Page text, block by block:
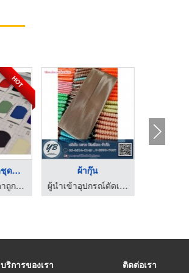
HOT
ผ้าขายส่งผ้าตัดชุดแฟ ...
ร้านขายผ้าราคาถูก เค.พี.เอ็ม เท็กซ์ไทล์
ผ้ากุ๊น
ผู้นำเข้าอุปกรณ์ตัดเย็บเสื้อผ้า - หยาง บิลเลียน
บริการของเรา ติดต่อเรา